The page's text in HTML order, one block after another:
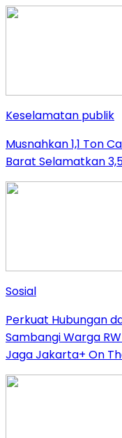
Keselamatan publik
Musnahkan 1,1 Ton
Barat Selamatkan
Sosial
Perkuat Hubungan
Sambangi Warga
Jaga Jakarta+ On